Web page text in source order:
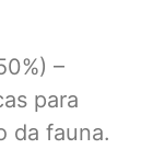
–
para
da fauna.